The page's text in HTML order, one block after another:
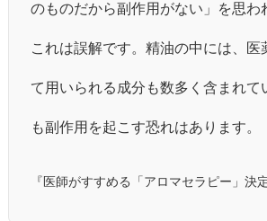
のものだから副作用がない」を思わ
これは誤解です。精油の中には、医
て用いられる成分も数多く含まれて
も副作用を起こす恐れはあります。
『医師がすすめる「アロマセラピー」決